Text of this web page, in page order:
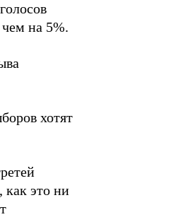
на 5%.
хотят
как это ни